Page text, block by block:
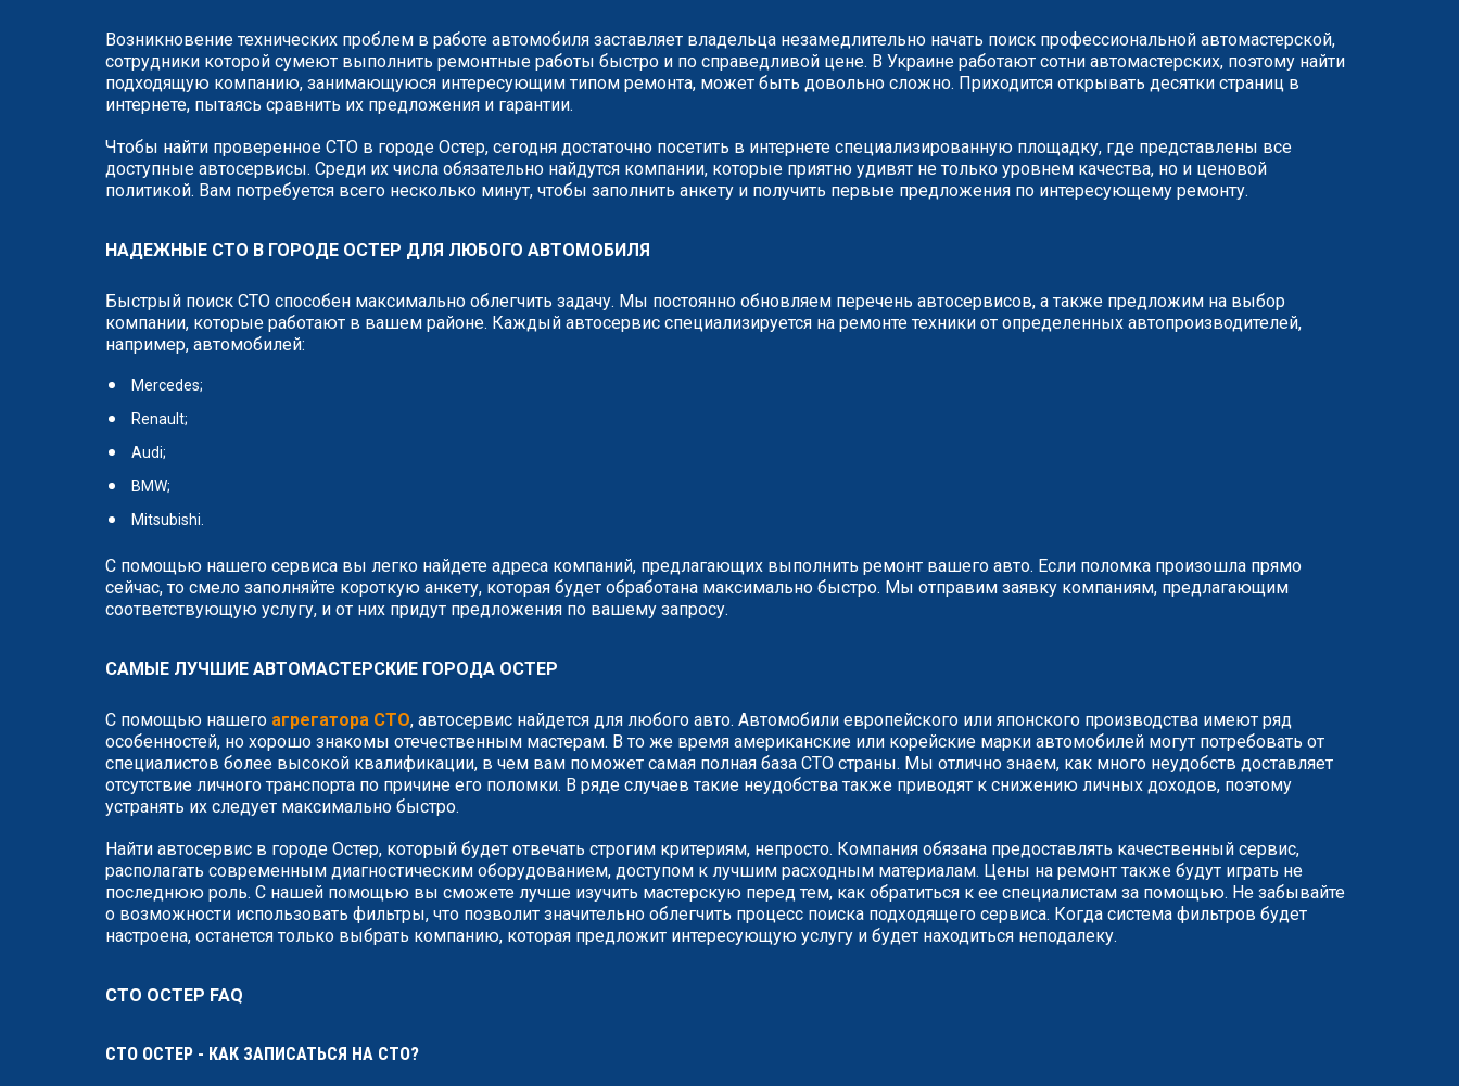
Возникновение технических проблем в работе автомобиля заставляет владельца незамедлительно начать поиск профессиональной автомастерской,
сотрудники которой сумеют выполнить ремонтные работы быстро и по справедливой цене. В Украине работают сотни автомастерских, поэтому найти
подходящую компанию, занимающуюся интересующим типом ремонта, может быть довольно сложно. Приходится открывать десятки страниц в
интернете, пытаясь сравнить их предложения и гарантии.
Чтобы найти проверенное СТО в городе Остер, сегодня достаточно посетить в интернете специализированную площадку, где представлены все
доступные автосервисы. Среди их числа обязательно найдутся компании, которые приятно удивят не только уровнем качества, но и ценовой
политикой. Вам потребуется всего несколько минут, чтобы заполнить анкету и получить первые предложения по интересующему ремонту.
НАДЕЖНЫЕ СТО В ГОРОДЕ ОСТЕР ДЛЯ ЛЮБОГО АВТОМОБИЛЯ
Быстрый поиск СТО способен максимально облегчить задачу. Мы постоянно обновляем перечень автосервисов, а также предложим на выбор
компании, которые работают в вашем районе. Каждый автосервис специализируется на ремонте техники от определенных автопроизводителей,
например, автомобилей:
Mercedes;
Renault;
Audi;
BMW;
Mitsubishi.
С помощью нашего сервиса вы легко найдете адреса компаний, предлагающих выполнить ремонт вашего авто. Если поломка произошла прямо
сейчас, то смело заполняйте короткую анкету, которая будет обработана максимально быстро. Мы отправим заявку компаниям, предлагающим
соответствующую услугу, и от них придут предложения по вашему запросу.
САМЫЕ ЛУЧШИЕ АВТОМАСТЕРСКИЕ ГОРОДА ОСТЕР
С помощью нашего агрегатора СТО, автосервис найдется для любого авто. Автомобили европейского или японского производства имеют ряд
особенностей, но хорошо знакомы отечественным мастерам. В то же время американские или корейские марки автомобилей могут потребовать от
специалистов более высокой квалификации, в чем вам поможет самая полная база СТО страны. Мы отлично знаем, как много неудобств доставляет
отсутствие личного транспорта по причине его поломки. В ряде случаев такие неудобства также приводят к снижению личных доходов, поэтому
устранять их следует максимально быстро.
Найти автосервис в городе Остер, который будет отвечать строгим критериям, непросто. Компания обязана предоставлять качественный сервис,
располагать современным диагностическим оборудованием, доступом к лучшим расходным материалам. Цены на ремонт также будут играть не
последнюю роль. С нашей помощью вы сможете лучше изучить мастерскую перед тем, как обратиться к ее специалистам за помощью. Не забывайте
о возможности использовать фильтры, что позволит значительно облегчить процесс поиска подходящего сервиса. Когда система фильтров будет
настроена, останется только выбрать компанию, которая предложит интересующую услугу и будет находиться неподалеку.
СТО ОСТЕР FAQ
СТО ОСТЕР - КАК ЗАПИСАТЬСЯ НА СТО?